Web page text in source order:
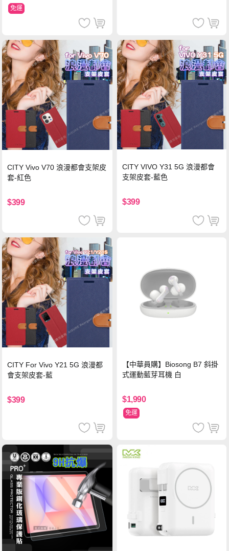
免運
CITY Vivo V70 浪漫都會支架皮
套-紅色
$399
CITY VIVO Y31 5G 浪漫都會
支架皮套-藍色
$399
CITY For Vivo Y21 5G 浪漫都
會支架皮套-藍
$399
【中華員購】Biosong B7 斜掛
式運動藍芽耳機 白
$1,990
免運